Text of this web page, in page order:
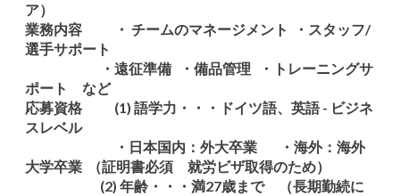
ア）
業務内容 ・ チームのマネージメント ・スタッフ/
選手サポート
・遠征準備 ・備品管理 ・トレーニングサ
ポート など
応募資格 (1) 語学力・・・ドイツ語、英語 - ビジネ
スレベル
・日本国内：外大卒業 ・海外：海外
大学卒業 （証明書必須 就労ビザ取得のため）
(2) 年齢・・・満27歳まで （長期勤続に